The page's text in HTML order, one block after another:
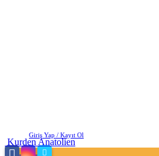
Giriş Yap / Kayıt Ol
Kurden Anatolien